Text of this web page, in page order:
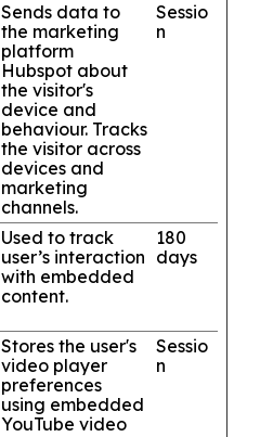
Sends data to
the marketing
platform
Hubspot about
the visitor's
device and
behaviour. Tracks
the visitor across
devices and
marketing
channels.
Sessio
n
Used to track
user’s interaction
with embedded
content.
180
days
Stores the user's
video player
preferences
using embedded
YouTube video
Sessio
n